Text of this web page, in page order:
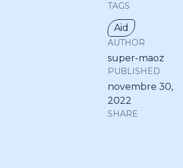
TAGS
Aid
AUTHOR
super-maoz
PUBLISHED
novembre 30,
2022
SHARE